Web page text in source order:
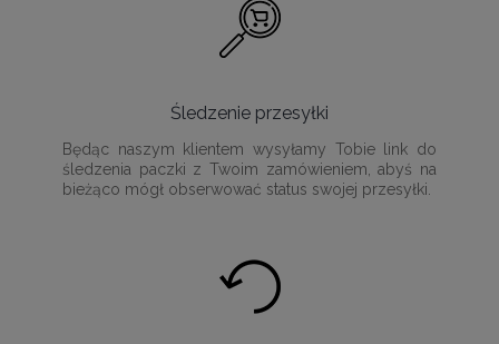
Śledzenie przesyłki
Będąc naszym klientem wysyłamy Tobie link do
śledzenia paczki z Twoim zamówieniem, abyś na
bieżąco mógł obserwować status swojej przesyłki.